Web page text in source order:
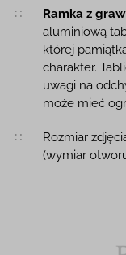
Ramka z
aluminiową
której
charakter.
uwagi na
może mieć
Rozmiar
(wymiar